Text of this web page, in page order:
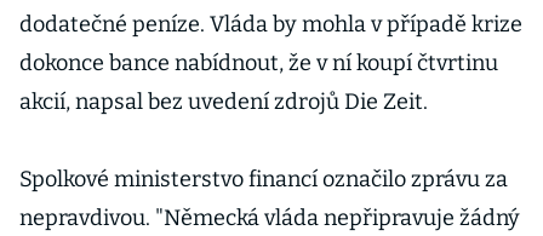
dodatečné peníze. Vláda by mohla v případě krize
dokonce bance nabídnout, že v ní koupí čtvrtinu
akcií, napsal bez uvedení zdrojů Die Zeit.
Spolkové ministerstvo financí označilo zprávu za
nepravdivou. "Německá vláda nepřipravuje žádný